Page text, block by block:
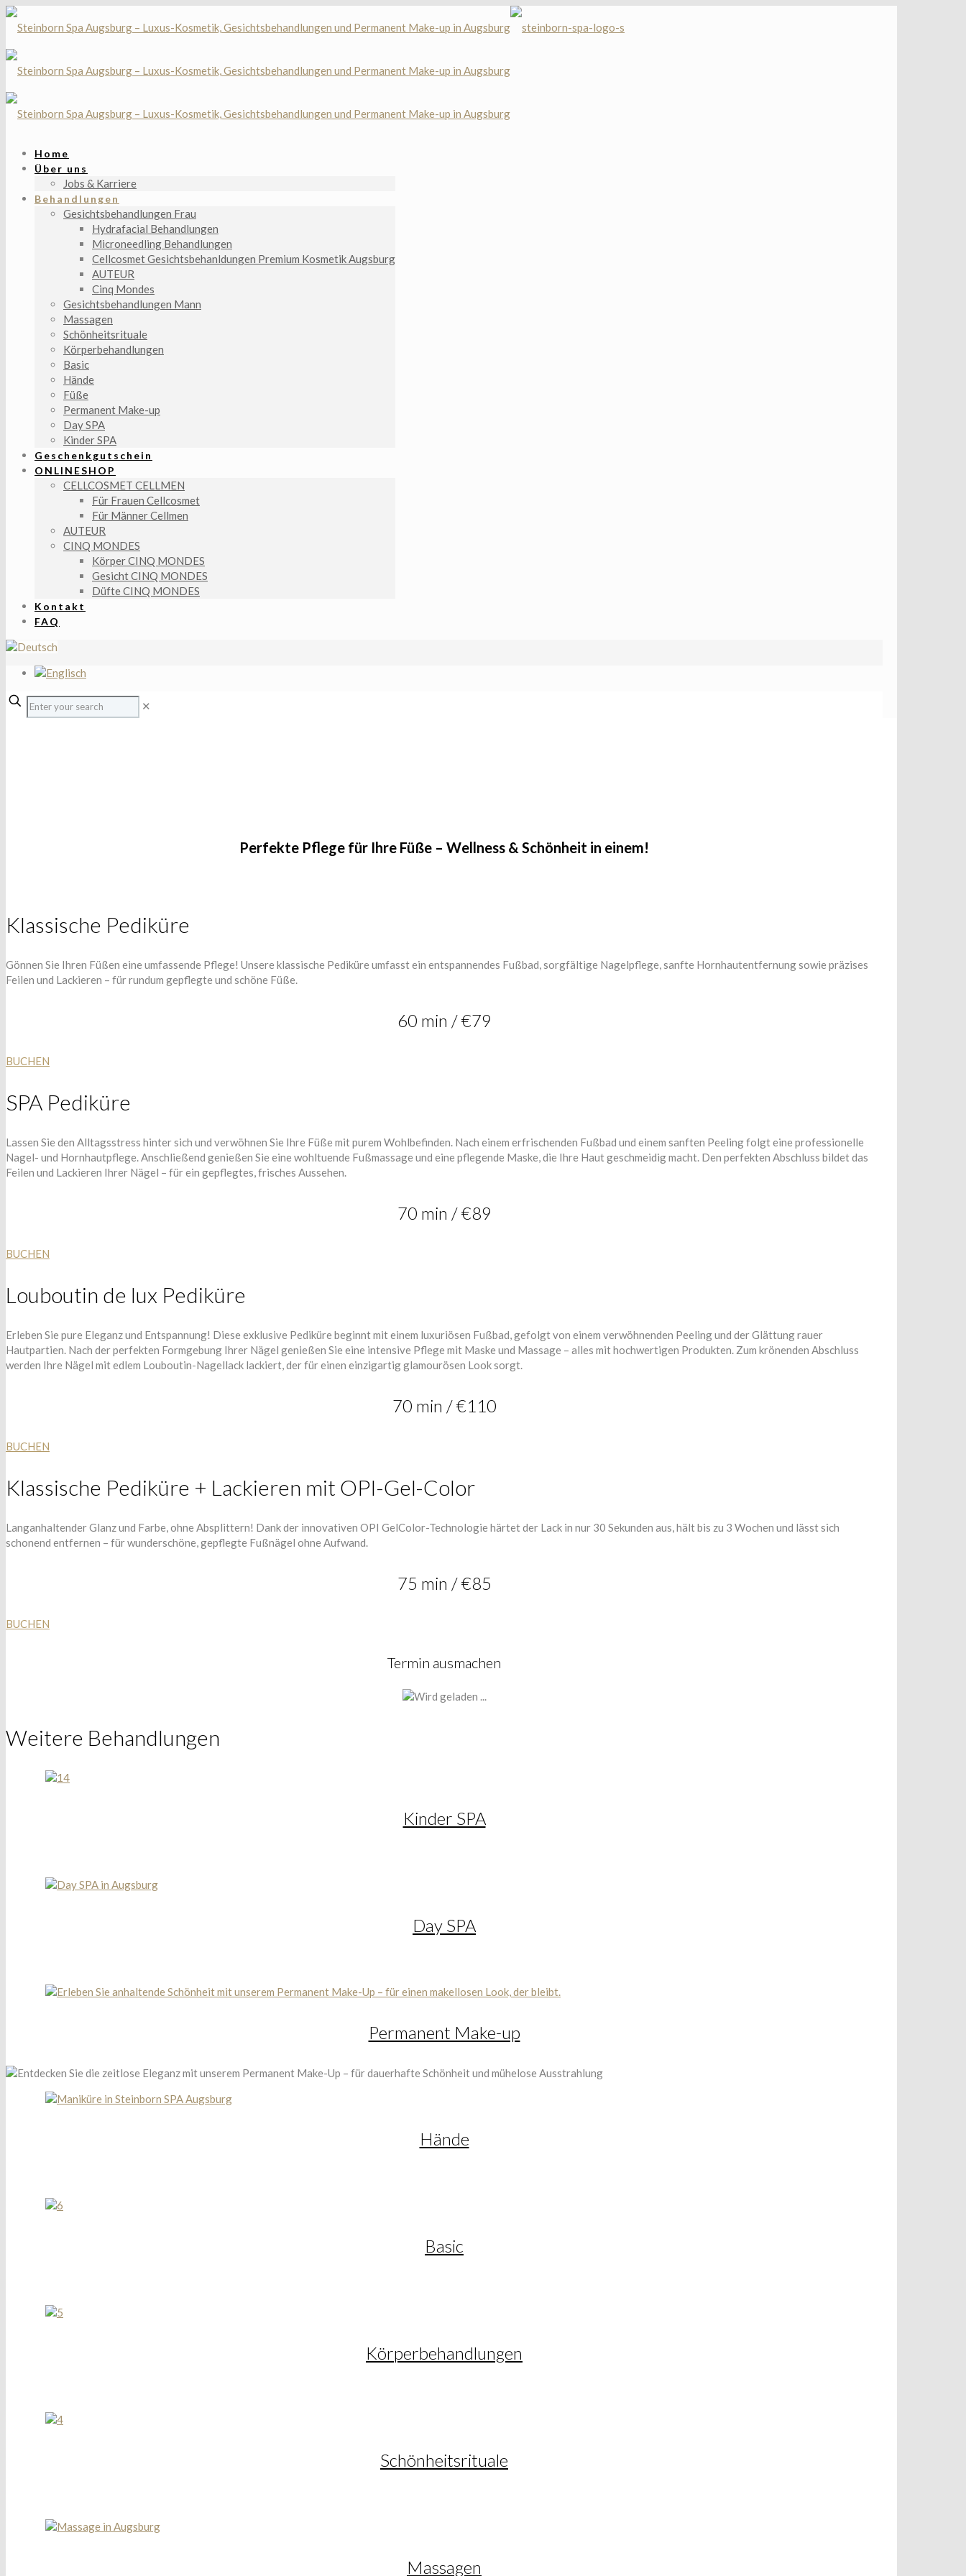
Home
Über uns
Jobs & Karriere
Behandlungen
Gesichtsbehandlungen Frau
Hydrafacial Behandlungen
Microneedling Behandlungen
Cellcosmet Gesichtsbehanldungen Premium Kosmetik Augsburg
AUTEUR
Cinq Mondes
Gesichtsbehandlungen Mann
Massagen
Schönheitsrituale
Körperbehandlungen
Basic
Hände
Füße
Permanent Make-up
Day SPA
Kinder SPA
Geschenkgutschein
ONLINESHOP
CELLCOSMET CELLMEN
Für Frauen Cellcosmet
Für Männer Cellmen
AUTEUR
CINQ MONDES
Körper CINQ MONDES
Gesicht CINQ MONDES
Düfte CINQ MONDES
Kontakt
FAQ
✕
Perfekte Pflege für Ihre Füße – Wellness & Schönheit in einem!
Klassische Pediküre
Gönnen Sie Ihren Füßen eine umfassende Pflege! Unsere klassische Pediküre umfasst ein entspannendes Fußbad, sorgfältige Nagelpflege, sanfte Hornhautentfernung sowie präzises
Feilen und Lackieren – für rundum gepflegte und schöne Füße.
60 min / €79
BUCHEN
SPA Pediküre
Lassen Sie den Alltagsstress hinter sich und verwöhnen Sie Ihre Füße mit purem Wohlbefinden. Nach einem erfrischenden Fußbad und einem sanften Peeling folgt eine professionelle
Nagel- und Hornhautpflege. Anschließend genießen Sie eine wohltuende Fußmassage und eine pflegende Maske, die Ihre Haut geschmeidig macht. Den perfekten Abschluss bildet das
Feilen und Lackieren Ihrer Nägel – für ein gepflegtes, frisches Aussehen.
70 min / €89
BUCHEN
Louboutin de lux Pediküre
Erleben Sie pure Eleganz und Entspannung! Diese exklusive Pediküre beginnt mit einem luxuriösen Fußbad, gefolgt von einem verwöhnenden Peeling und der Glättung rauer
Hautpartien. Nach der perfekten Formgebung Ihrer Nägel genießen Sie eine intensive Pflege mit Maske und Massage – alles mit hochwertigen Produkten. Zum krönenden Abschluss
werden Ihre Nägel mit edlem Louboutin-Nagellack lackiert, der für einen einzigartig glamourösen Look sorgt.
70 min / €110
BUCHEN
Klassische Pediküre + Lackieren mit OPI-Gel-Color
Langanhaltender Glanz und Farbe, ohne Absplittern! Dank der innovativen OPI GelColor-Technologie härtet der Lack in nur 30 Sekunden aus, hält bis zu 3 Wochen und lässt sich
schonend entfernen – für wunderschöne, gepflegte Fußnägel ohne Aufwand.
75 min / €85
BUCHEN
Termin ausmachen
Weitere Behandlungen
Kinder SPA
Day SPA
Permanent Make-up
Hände
Basic
Körperbehandlungen
Schönheitsrituale
Massagen